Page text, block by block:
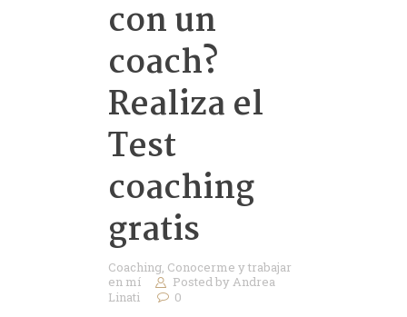
con un
coach?
Realiza el
Test
coaching
gratis
Coaching, Conocerme y trabajar
en mí
Posted byAndrea
Linati
0